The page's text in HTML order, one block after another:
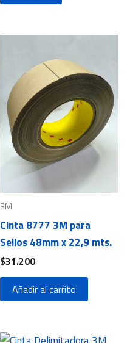
3M
Cinta 8777 3M para
Sellos 48mm x 22,9 mts.
$31.200
Añadir al carrito